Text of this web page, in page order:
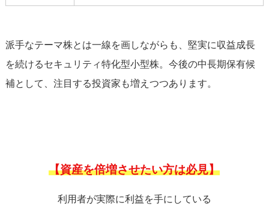
派手なテーマ株とは一線を画しながらも、堅実に収益成長
を続けるセキュリティ特化型小型株。今後の中長期保有候
補として、注目する投資家も増えつつあります。
【資産を倍増させたい方は必見】
利用者が実際に利益を手にしている